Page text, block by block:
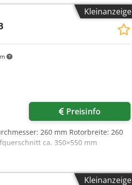
[kW]: 5.5 - Drehzahl [rpm]: 1440 -
[mm]: 6 - Anzahl rotierende
x 1400mm x 2050mm (l x b x h) -
Der angegebene Preis versteht
abzugsfähig für
aus dem Industriebereich Yorick
Kleinanzeige
Preisinfo
260 mm Rotorbreite: 260
ca. 350×550 mm
Kleinanzeige